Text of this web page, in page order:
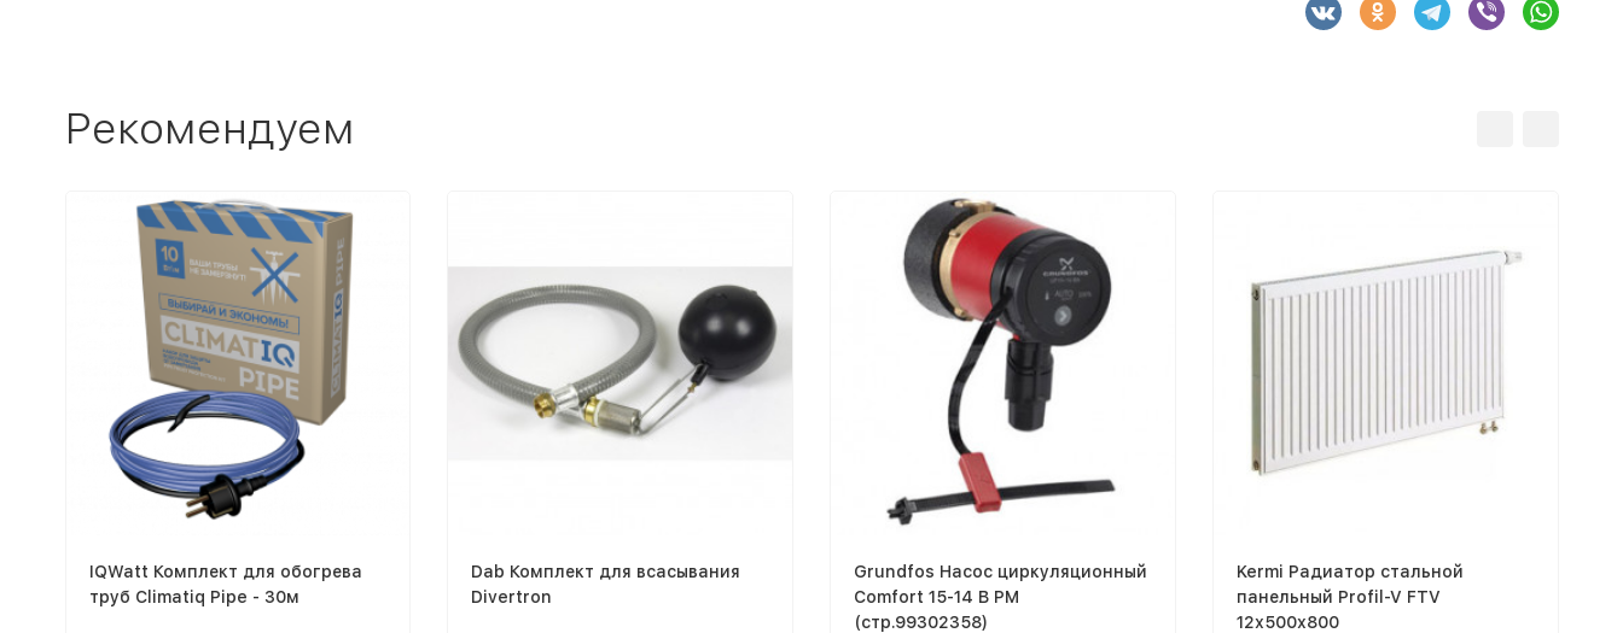
Рекомендуем
IQWatt Комплект для обогрева
труб Climatiq Pipe - 30м
Dab Комплект для всасывания
Divertron
Grundfos Насос циркуляционный
Comfort 15-14 B PM
(стр.99302358)
Kermi Радиатор стальной
панельный Profil-V FTV
12х500х800